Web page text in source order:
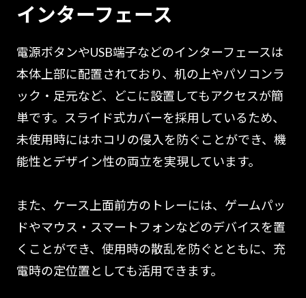
インターフェース
電源ボタンやUSB端子などのインターフェースは
本体上部に配置されており、机の上やパソコンラ
ック・足元など、どこに設置してもアクセスが簡
単です。スライド式カバーを採用しているため、
未使用時にはホコリの侵入を防ぐことができ、機
能性とデザイン性の両立を実現しています。
また、ケース上面前方のトレーには、ゲームパッ
ドやマウス・スマートフォンなどのデバイスを置
くことができ、使用時の散乱を防ぐとともに、充
電時の定位置としても活用できます。